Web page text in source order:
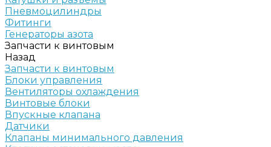
Пневмоцилиндры
Фитинги
Генераторы азота
Запчасти к винтовым
Назад
Запчасти к винтовым
Блоки управления
Вентиляторы охлаждения
Винтовые блоки
Впускные клапана
Датчики
Клапаны минимального давления